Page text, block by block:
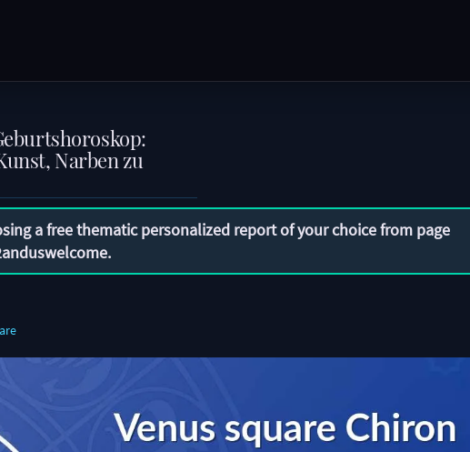
Narben zu
a free thematic personalized report of your choice from page
.